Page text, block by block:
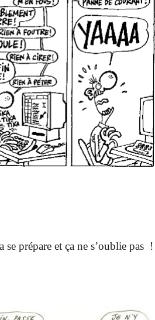
se prépare et ça ne s’oublie pas !